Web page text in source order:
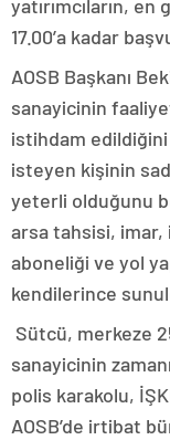
yatırımcıların,
17.00’a kadar
AOSB Başkanı
sanayicinin
istihdam edildiğini
isteyen kişinin
yeterli olduğunu
arsa tahsisi, imar,
aboneliği ve yol
kendilerince
Sütcü, merkeze
sanayicinin
polis karakolu,
AOSB’de irtibat